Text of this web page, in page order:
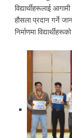
विद्यार्थीहरूलाई
हौसला प्रदान गर्ने
निर्माणमा